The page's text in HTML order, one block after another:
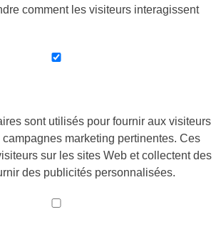
comment les visiteurs interagissent
sont utilisés pour fournir aux visiteurs
marketing pertinentes. Ces
sur les sites Web et collectent des
des publicités personnalisées.